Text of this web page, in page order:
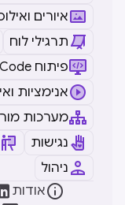
איורים
תרגילי לוח
Low Code פיתוח
אנימציות
מערכות
נגישות
ניהול
אודות